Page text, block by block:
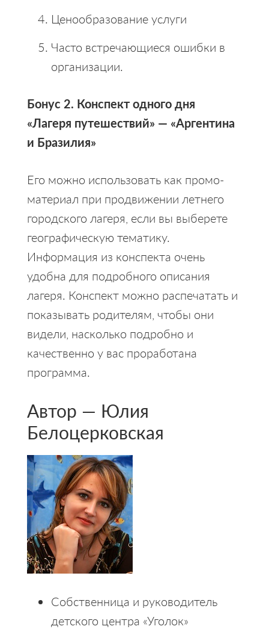
Ценообразование услуги
Часто встречающиеся ошибки в
организации.
Бонус 2. Конспект одного дня
«Лагеря путешествий» — «Аргентина
и Бразилия»
Его можно использовать как промо-
материал при продвижении летнего
городского лагеря, если вы выберете
географическую тематику.
Информация из конспекта очень
удобна для подробного описания
лагеря. Конспект можно распечатать и
показывать родителям, чтобы они
видели, насколько подробно и
качественно у вас проработана
программа.
Автор — Юлия
Белоцерковская
Собственница и руководитель
детского центра «Уголок»